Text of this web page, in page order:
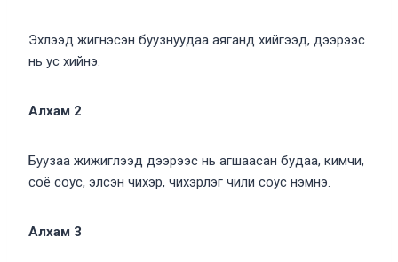
Эхлээд жигнэсэн буузнуудаа аяганд хийгээд, дээрээс
нь ус хийнэ.
Алхам 2
Буузаа жижиглээд дээрээс нь агшаасан будаа, кимчи,
соё соус, элсэн чихэр, чихэрлэг чили соус нэмнэ.
Алхам 3